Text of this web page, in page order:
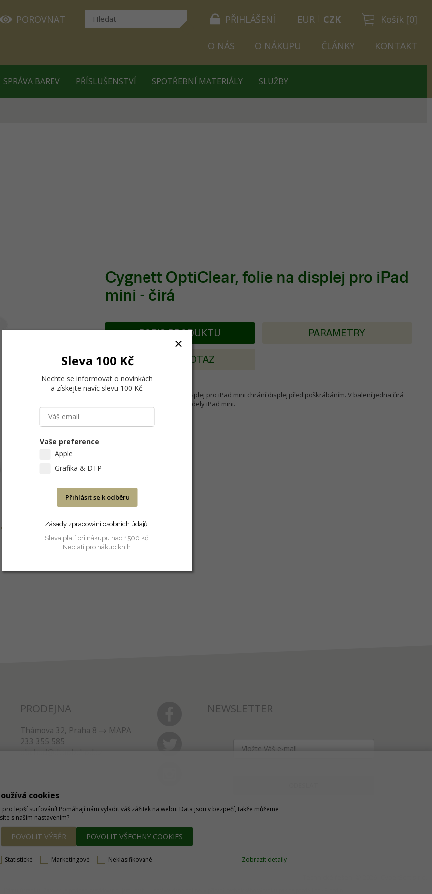
PŘIHLÁŠENÍ Košík [0]
POROVNAT EUR CZK
O NÁS O NÁKUPU ČLÁNKY KONTAKT
SPRÁVA BAREV PŘÍSLUŠENSTVÍ SPOTŘEBNÍ MATERIÁLY SLUŽBY
Cygnett OptiClear, folie na displej pro iPad
mini - čirá
POPIS PRODUKTU PARAMETRY
POSLAT DOTAZ
Cygnett OptiClear, folie na displej pro iPad mini chrání displej před poškrábáním. V balení jedna čirá
folie. Použitelné se všemi modely iPad mini.
PRODEJNA
Thámova 32, Praha 8
MAPA
233 355 585
obchod@dtpobchod.cz
NEWSLETTER
cookies
lepší surfování! Pomáhají nám vyladit váš zážitek na webu. Data jsou v bezpečí, takže můžeme
s naším nastavením?
POVOLIT VÝBĚR POVOLIT VŠECHNY COOKIES
Statistické Marketingové Neklasifikované Zobrazit detaily
Sleva 100 Kč
Nechte se informovat o novinkách
a získejte navíc slevu 100 Kč.
Vaše preference
Apple
Grafika & DTP
Přihlásit se k odběru
Zásady zpracování osobních údajů.
Sleva platí při nákupu nad 1500 Kč.
Neplatí pro nákup knih.